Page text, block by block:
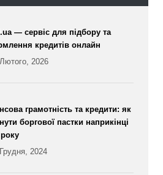
— сервіс для підбору та
кредитів онлайн
2026
грамотність та кредити: як
боргової пастки наприкінці
2024